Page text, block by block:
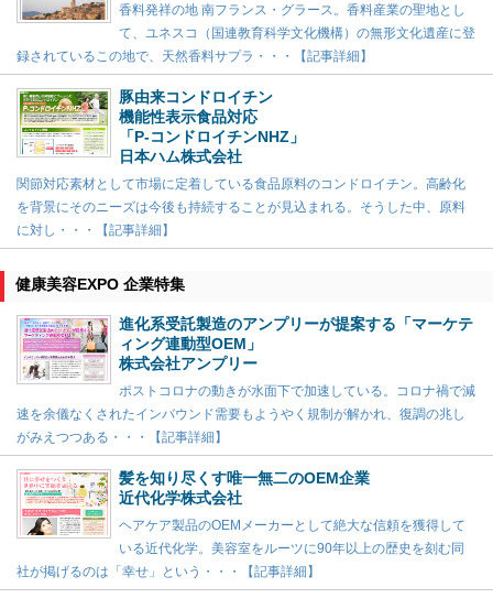
香料発祥の地 南フランス・グラース。香料産業の聖地とし
て、ユネスコ（国連教育科学文化機構）の無形文化遺産に登
録されているこの地で、天然香料サプラ・・・【記事詳細】
豚由来コンドロイチン
機能性表示食品対応
「P-コンドロイチンNHZ」
日本ハム株式会社
関節対応素材として市場に定着している食品原料のコンドロイチン。高齢化
を背景にそのニーズは今後も持続することが見込まれる。そうした中、原料
に対し・・・【記事詳細】
健康美容EXPO 企業特集
進化系受託製造のアンプリーが提案する「マーケテ
ィング連動型OEM」
株式会社アンプリー
ポストコロナの動きが水面下で加速している。コロナ禍で減
速を余儀なくされたインバウンド需要もようやく規制が解かれ、復調の兆し
がみえつつある・・・【記事詳細】
髪を知り尽くす唯一無二のOEM企業
近代化学株式会社
ヘアケア製品のOEMメーカーとして絶大な信頼を獲得して
いる近代化学。美容室をルーツに90年以上の歴史を刻む同
社が掲げるのは「幸せ」という・・・【記事詳細】